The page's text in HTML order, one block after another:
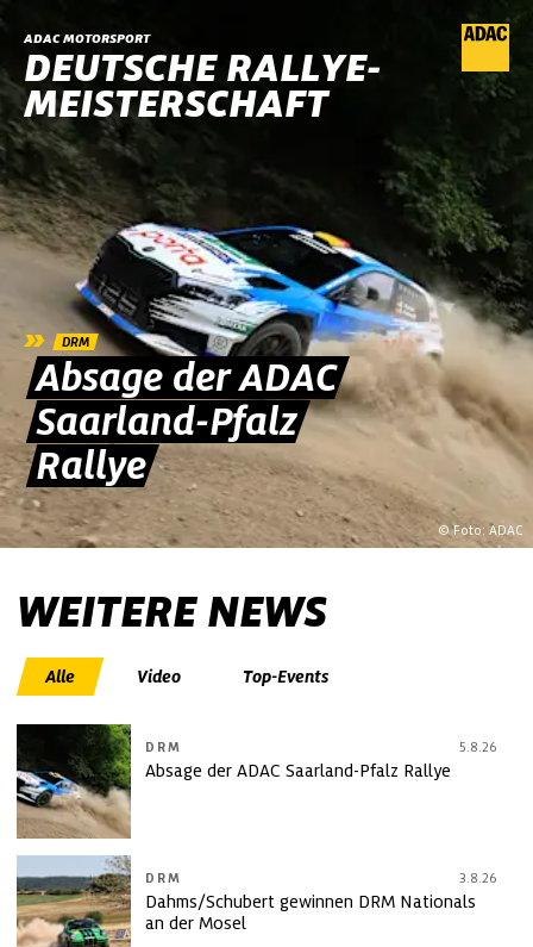
ADAC MOTORSPORT
DEUTSCHE RALLYE-
MEISTERSCHAFT
© Foto: ADAC
» DRM
Absage der ADAC
Saarland-Pfalz
Rallye
WEITERE NEWS
Alle Video Top-Events
DRM 5.8.26
Absage der ADAC Saarland-Pfalz Rallye
DRM 3.8.26
Dahms/Schubert gewinnen DRM Nationals
an der Mosel